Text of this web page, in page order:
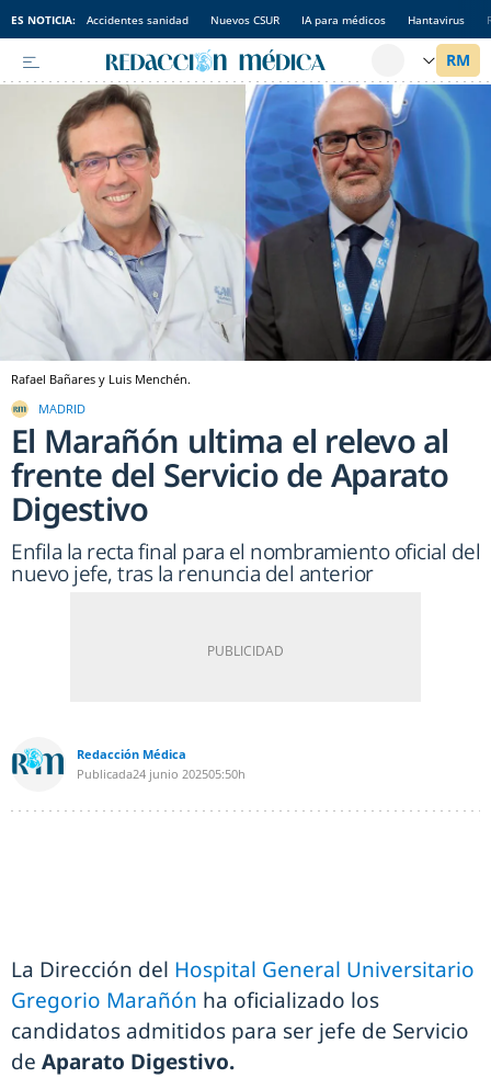
ES NOTICIA: Accidentes sanidad Nuevos CSUR IA para médicos Hantavirus
Rafael Bañares y Luis Menchén.
MADRID
El Marañón ultima el relevo al
frente del Servicio de Aparato
Digestivo
Enfila la recta final para el nombramiento oficial del
nuevo jefe, tras la renuncia del anterior
Redacción Médica
Publicada24 junio 202505:50h
La Dirección del Hospital General Universitario
Gregorio Marañón ha oficializado los
candidatos admitidos para ser jefe de Servicio
de Aparato Digestivo.